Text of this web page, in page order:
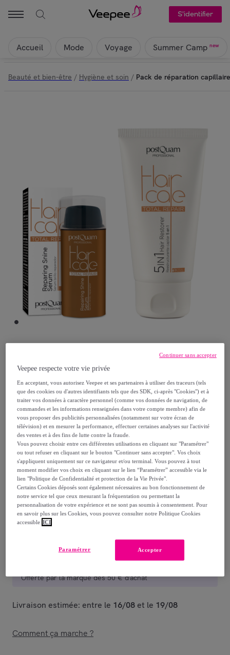
S'identifier
Accueil Mode Voyage Summer Camp new
Beauté et bien-être / Hygiène et soin / Pack de réparation capillaire
Postquam
Pack de réparation capillaire
Modèle : Pack de réparation capillaire
15,99 €
61, €
-73%
Vendu parPostquam Cosmetic
Offerte par la marque dès 50 € d'achat
Livraison estimée: entre le 16/08 et le 19/08
Comment ça marche ?
Veepee respecte votre vie privée
En acceptant, vous autorisez Veepee et ses partenaires à utiliser des traceurs (tels
que des cookies ou d'autres identifiants tels que des SDK, ci-après "Cookies") et à
traiter vos données à caractère personnel (comme vos données de navigation, de
commandes et les informations renseignées dans votre compte membre) afin de
vous proposer des publicités personnalisées (notamment sur votre écran de
télévision) et en mesurer la performance, effectuer certaines analyses sur l'activité
des ventes et à des fins de lutte contre la fraude.
Vous pouvez choisir entre ces différentes utilisations en cliquant sur "Paramétrer"
ou tout refuser en cliquant sur le bouton "Continuer sans accepter". Vos choix
s'appliquent uniquement sur ce navigateur et/ou terminal. Vous pouvez à tout
moment modifier vos choix en cliquant sur le lien “Paramétrer” accessible via le
lien "Politique de Confidentialité et protection de la Vie Privée".
Certains Cookies déposés sont également nécessaires au bon fonctionnement de
notre service tel que ceux mesurant la fréquentation ou permettant la
personnalisation de votre expérience et ne sont pas soumis à consentement. Pour
en savoir plus sur les Cookies, vous pouvez consulter notre Politique Cookies
accessible ICI
Accepter
Paramétrer
Continuer sans accepter